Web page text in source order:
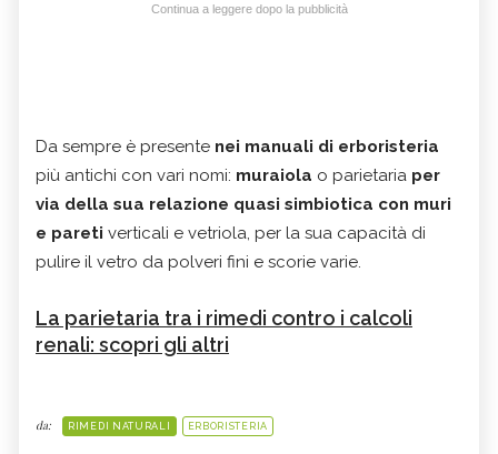
Continua a leggere dopo la pubblicità
Da sempre è presente nei manuali di erboristeria
più antichi con vari nomi: muraiola o parietaria per
via della sua relazione quasi simbiotica con muri
e pareti verticali e vetriola, per la sua capacità di
pulire il vetro da polveri fini e scorie varie.
La parietaria tra i rimedi contro i calcoli
renali: scopri gli altri
da: RIMEDI NATURALI ERBORISTERIA